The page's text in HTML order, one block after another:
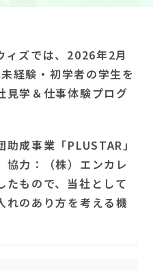
ィズでは、2026年2月
経験・初学者の学生を
見学＆仕事体験プログ
成事業「PLUSTAR」
協力：（株）エンカレ
たもので、当社として
れのあり方を考える機